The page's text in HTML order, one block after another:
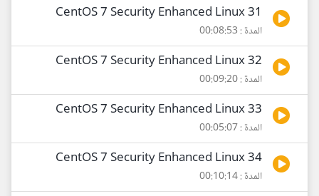
31 CentOS 7 Security Enhanced Linux
المدة : 00:08:53
32 CentOS 7 Security Enhanced Linux
المدة : 00:09:20
33 CentOS 7 Security Enhanced Linux
المدة : 00:05:07
34 CentOS 7 Security Enhanced Linux
المدة : 00:10:14